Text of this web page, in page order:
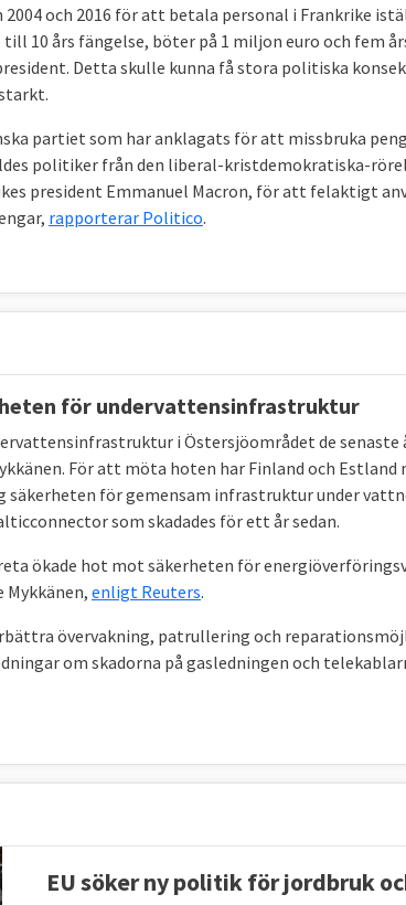
och 2016 för att betala personal i Frankrike
till 10 års fängelse, böter på 1 miljon euro och fem
Detta skulle kunna få stora politiska
partiet som har anklagats för att missbruka
politiker från den liberal-kristdemokratiska-
president Emmanuel Macron, för att felaktigt
rapporterar Politico.
för undervattensinfrastruktur
i Östersjöområdet de senaste
För att möta hoten har Finland och Estland
säkerheten för gemensam infrastruktur under
som skadades för ett år sedan.
ökade hot mot säkerheten för
Mykkänen, enligt Reuters.
övervakning, patrullering och
om skadorna på gasledningen och
EU söker ny politik för jordbruk